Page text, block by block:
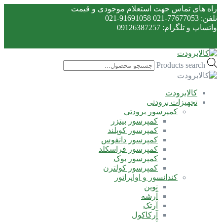
راه های تماس جهت استعلام موجودی و قیمت
تلفن: 77677053-021 91691058-021
واتساپ و تلگرام: 09126387257
Products search
کالابرودت
تجهیزات برودتی
کمپرسور برودتی
کمپرسور بیتزر
کمپرسور کوپلند
کمپرسور دانفوس
کمپرسور فراسکلد
کمپرسور بوک
کمپرسور کولترن
کندانسور و اواپراتور
نوین
آرشه
آرتک
آرکاکول